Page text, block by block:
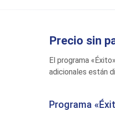
Precio sin
El programa
adicionales están
Programa